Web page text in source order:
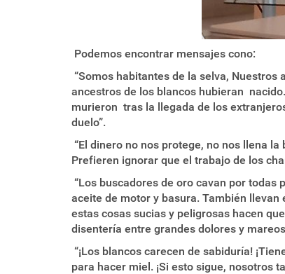
Podemos encontrar mensajes cono:
“Somos habitantes de la selva,
ancestros de los blancos hubieran
murieron tras la llegada de los
duelo”.
“El dinero no nos protege, no nos llena
Prefieren ignorar que el trabajo de los
“Los buscadores de oro cavan por
aceite de motor y basura. También
estas cosas sucias y peligrosas hacen
disentería entre grandes dolores y
“¡Los blancos carecen de sabiduría!
para hacer miel. ¡Si esto sigue, nosotros